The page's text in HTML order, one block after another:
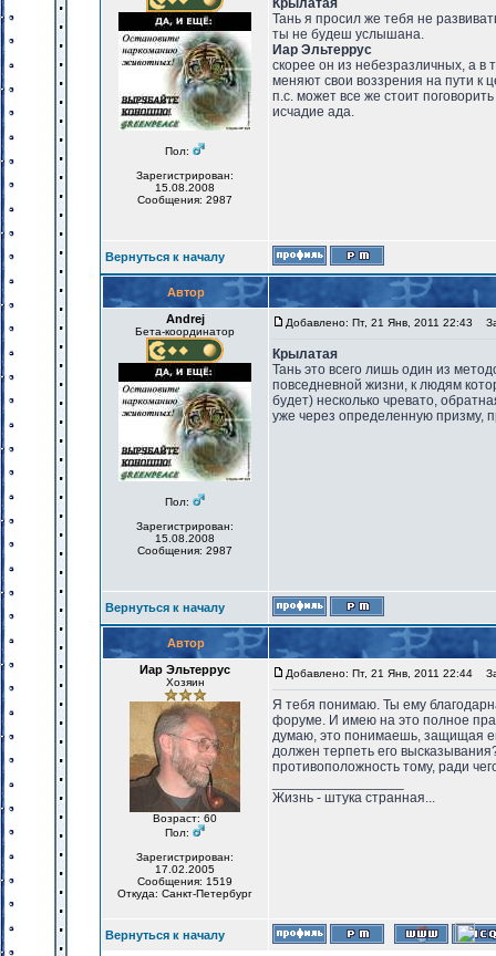
Пол:
Зарегистрирован:
15.08.2008
Сообщения: 2987
Крылатая
Тань я просил же тебя не
ты не будеш услышана.
Иар Эльтеррус
скорее он из небезразличных, а в
меняют свои воззрения на пути к
п.с. может все же стоит
исчадие ада.
Вернуться к началу
Автор
Andrej
Бета-координатор
Пол:
Зарегистрирован:
15.08.2008
Сообщения: 2987
Добавлено: Пт, 21 Янв, 2011 22:43
Крылатая
Тань это всего лишь один из
повседневной жизни, к людям
будет) несколько чревато,
уже через определенную призму,
Вернуться к началу
Автор
Иар Эльтеррус
Хозяин
Возраст: 60
Пол:
Зарегистрирован:
17.02.2005
Сообщения: 1519
Откуда: Санкт-Петербург
Добавлено: Пт, 21 Янв, 2011 22:44
Я тебя понимаю. Ты ему
форуме. И имею на это полное
думаю, это понимаешь, защищая
должен терпеть его
противоположность тому, ради
Жизнь - штука странная...
Вернуться к началу